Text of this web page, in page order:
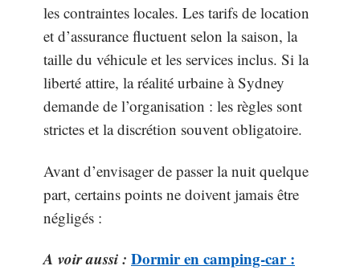
les contraintes locales. Les tarifs de location
et d’assurance fluctuent selon la saison, la
taille du véhicule et les services inclus. Si la
liberté attire, la réalité urbaine à Sydney
demande de l’organisation : les règles sont
strictes et la discrétion souvent obligatoire.
Avant d’envisager de passer la nuit quelque
part, certains points ne doivent jamais être
négligés :
A voir aussi : Dormir en camping-car :